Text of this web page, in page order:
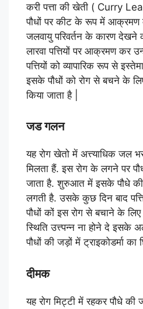
करी पत्ता की खेती ( Curry
पौधों पर कीट के रूप में आक्रमण
जलवायु परिवर्तन के कारण देखने
लारवा पत्तियों पर आक्रमण कर
पत्तियों को व्यापारिक रूप से
इसके पौधों को रोग से बचने के
किया जाता है |
जड गलन
यह रोग खेतो में अत्त्याधिक जल
मिलता हैं. इस रोग के लगने पर
जाता है. शुरुआत में इसके पौधे की
लगती है. उसके कुछ दिन बाद
पौधों कों इस रोग से बचाने के
स्थिति उत्त्पन्न ना होने दे इसके
पौधों की जड़ों में ट्राइकोडर्मा का
दीमक
यह रोग मिट्टी में रहकर पौधे की